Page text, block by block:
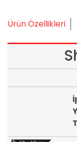
Ürün Özellikleri